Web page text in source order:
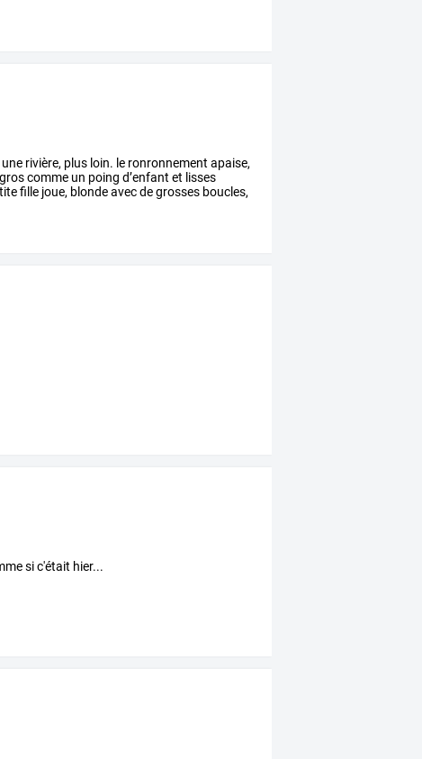
une rivière, plus loin. le ronronnement apaise,
groscomme un poing d’enfant et lisses
fille joue, blondeavecdegrosses boucles,
si c'était hier...